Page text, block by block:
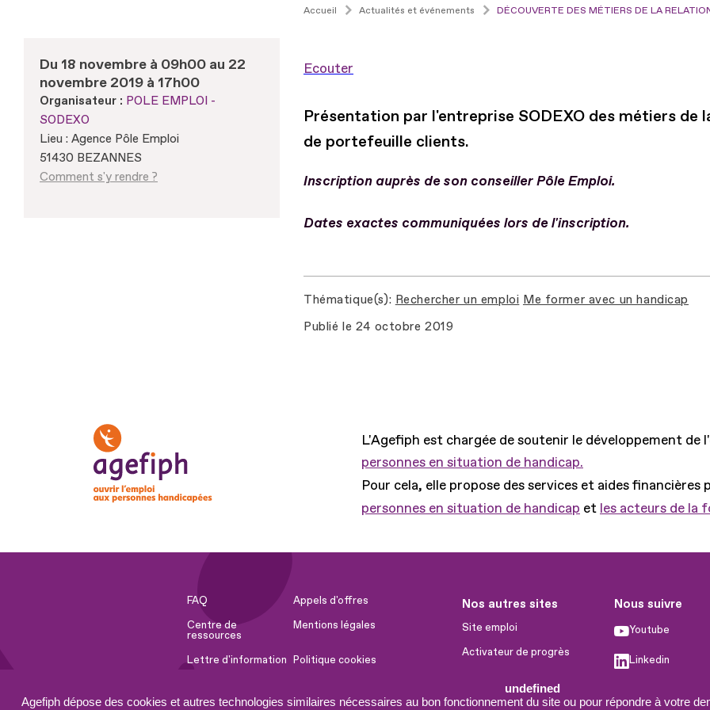
undefined
Agefiph dépose des cookies et autres technologies similaires nécessaires au bon fonctionnement du site ou pour répondre à votre
Accueil Actualités et événements DÉCOUVERTE DES MÉTIERS DE LA
Du 18 novembre à 09h00 au 22
novembre 2019 à 17h00
Organisateur : POLE EMPLOI -
SODEXO
Lieu : Agence Pôle Emploi
51430 BEZANNES
Comment s'y rendre ?
Ecouter
Présentation par l'entreprise SODEXO des métiers de
de portefeuille clients.
Inscription auprès de son conseiller Pôle Emploi.
Dates exactes communiquées lors de l'inscription.
Thématique(s) Rechercher un emploi Me former avec un handicap
Publié le 24 octobre 2019
L'Agefiph est chargée de soutenir le développement de
personnes en situation de handicap.
Pour cela, elle propose des services et aides financières
personnes en situation de handicap et les acteurs de la
FAQ
Appels d'offres
Centre de
ressources
Mentions légales
Lettre d'information Politique cookies
Nos autres sites
Site emploi
Activateur de progrès
Innovation et recherche
Nous suivre
Youtube
Linkedin